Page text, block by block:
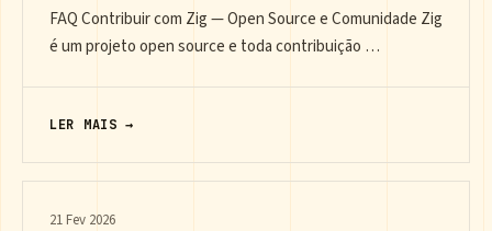
FAQ Contribuir com Zig — Open Source e Comunidade Zig
é um projeto open source e toda contribuição …
LER MAIS →
21 Fev 2026